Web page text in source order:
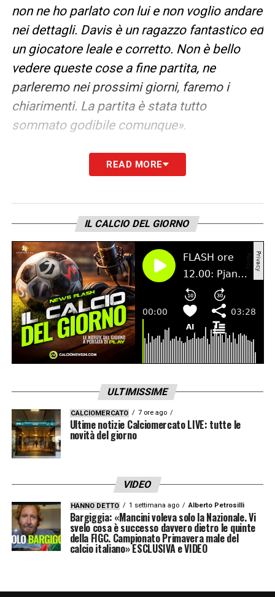
non ne ho parlato con lui e non voglio andare
nei dettagli. Davis è un ragazzo fantastico ed
un giocatore leale e corretto. Non è bello
vedere queste cose a fine partita, ne
parleremo nei prossimi giorni, faremo i
chiarimenti. La partita è stata tutto
sommato godibile comunque».
«Ho un altro anno di contratto,
sto bene a Udine. Giochiamo queste ultime
possiamo, io non ho altri piani al momento.
Spero di poter giocare ancora contro il
Cagliari nella prossima stagione».
LA PLAYLIST DELLE NOSTRE TOP NEWS
READ MORE
IL CALCIO DEL GIORNO
ULTIMISSIME
CALCIOMERCATO 7 ore ago
Ultime notizie Calciomercato LIVE: tutte le
novità del giorno
VIDEO
HANNO DETTO 1 settimana ago Alberto Petrosilli
Bargiggia: «Mancini voleva solo la Nazionale. Vi
svelo cosa è successo davvero dietro le quinte
della FIGC. Campionato Primavera male del
calcio italiano» ESCLUSIVA e VIDEO